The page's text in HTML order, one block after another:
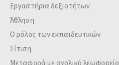
Εργαστήρια δεξιοτήτων
Άθληση
Ο ρόλος των εκπαιδευτικών
Σίτιση
Μεταφορά με σχολικό λεωφορείο